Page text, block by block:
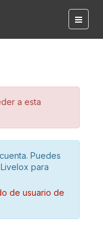
a esta
Puedes
para
de usuario de